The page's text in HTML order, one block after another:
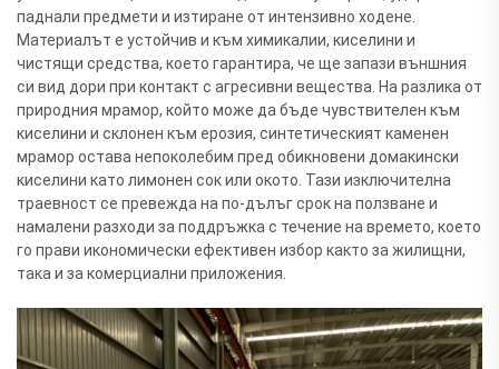
паднали предмети и изтиране от интензивно ходене.
Материалът е устойчив и към химикалии, киселини и
чистящи средства, което гарантира, че ще запази външния
си вид дори при контакт с агресивни вещества. На разлика от
природния мрамор, който може да бъде чувствителен към
киселини и склонен към ерозия, синтетическият каменен
мрамор остава непоколебим пред обикновени домакински
киселини като лимонен сок или окото. Тази изключителна
траевност се превежда на по-дълъг срок на ползване и
намалени разходи за поддръжка с течение на времето, което
го прави икономически ефективен избор както за жилищни,
така и за комерциални приложения.